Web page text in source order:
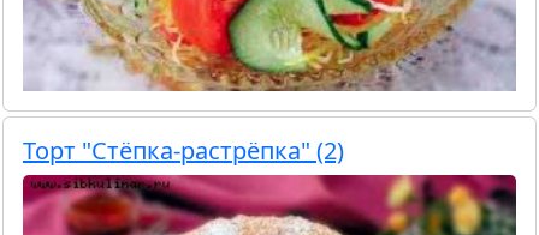
Торт "Стёпка-растрёпка" (2)